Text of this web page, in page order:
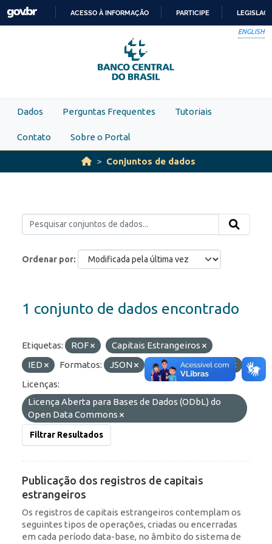
Skip to main content
PARA
O
CONTEÚDO
ACESSO À INFORMAÇÃO PARTICIPE
ENGLISH
Dados Perguntas Frequentes Tutoriais
Contato Sobre o Portal
Conjuntos de dados
Ordenar por
1 conjunto de dados encontrado
Etiquetas: ROF
Capitais Estrangeiros
IED
Formatos: JSON HTML
OData
Licenças:
Licença Aberta para Bases de Dados (ODbL) do
Open Data Commons
Filtrar Resultados
Publicação dos registros de capitais
estrangeiros
Os registros de capitais estrangeiros contemplam os
seguintes tipos de operações, criadas ou encerradas
em cada período data-base, no âmbito do sistema de